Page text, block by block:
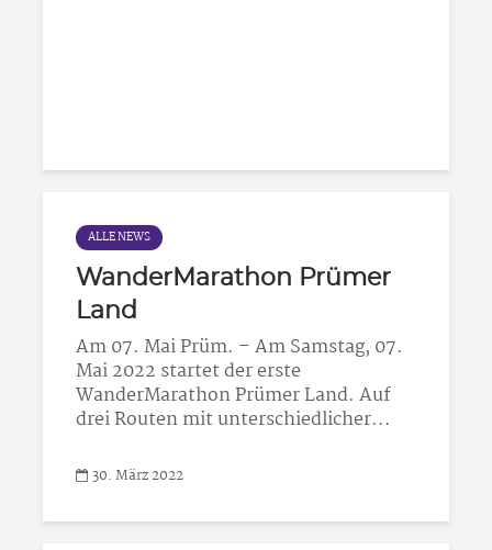
ALLE NEWS
WanderMarathon Prümer
Land
Am 07. Mai Prüm. – Am Samstag, 07.
Mai 2022 startet der erste
WanderMarathon Prümer Land. Auf
drei Routen mit unterschiedlicher...
30. März 2022